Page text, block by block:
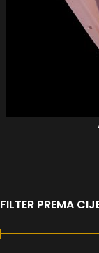
FILTER PREMA